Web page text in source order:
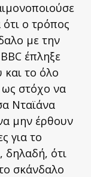
ο τρόπος
με την
έπληξε
το όλο
στόχο να
Νταϊάνα
μην έρθουν
για το
δηλαδή, ότι
σκάνδαλο